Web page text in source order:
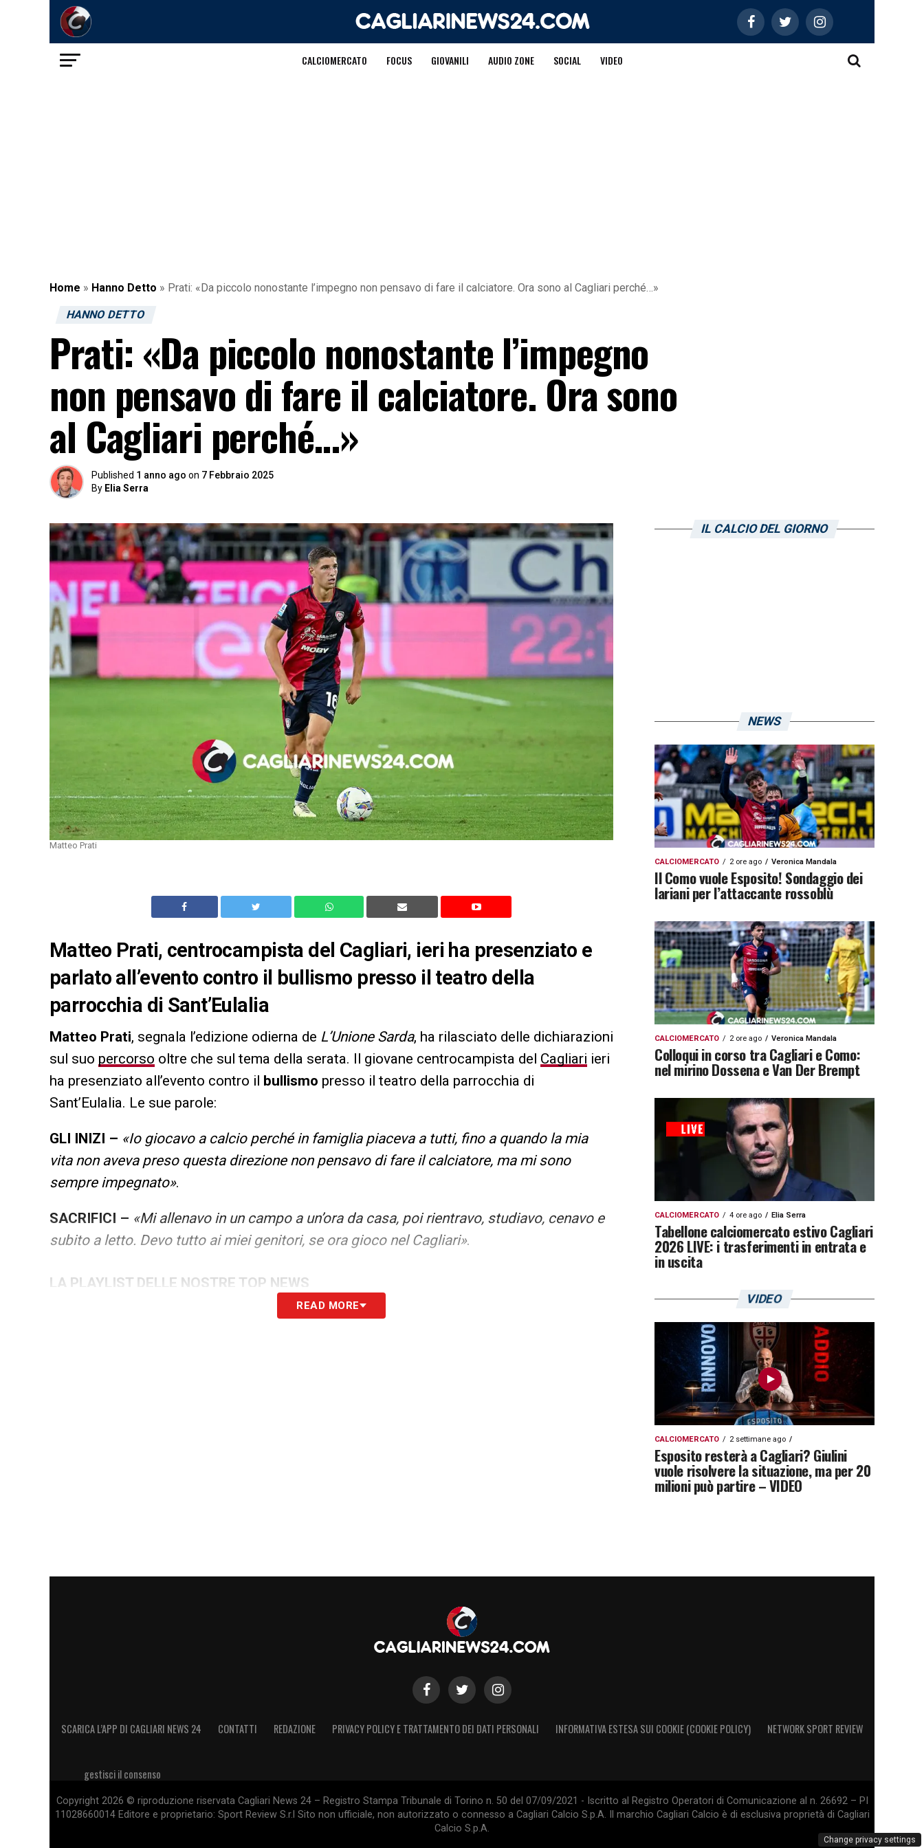
CALCIOMERCATO FOCUS GIOVANILI AUDIO ZONE SOCIAL VIDEO
Home » Hanno Detto » Prati: «Da piccolo nonostante l’impegno non pensavo di fare il calciatore. Ora sono al Cagliari perché…»
HANNO DETTO
Prati: «Da piccolo nonostante l’impegno
non pensavo di fare il calciatore. Ora sono
al Cagliari perché…»
Published 1 anno ago on 7 Febbraio 2025
By Elia Serra
Matteo Prati
Matteo Prati, centrocampista del Cagliari, ieri ha presenziato e
parlato all’evento contro il bullismo presso il teatro della
parrocchia di Sant’Eulalia
Matteo Prati, segnala l’edizione odierna de L’Unione Sarda, ha rilasciato delle dichiarazioni
sul suo percorso oltre che sul tema della serata. Il giovane centrocampista del Cagliari ieri
ha presenziato all’evento contro il bullismo presso il teatro della parrocchia di
Sant’Eulalia. Le sue parole:
GLI INIZI – «Io giocavo a calcio perché in famiglia piaceva a tutti, fino a quando la mia
vita non aveva preso questa direzione non pensavo di fare il calciatore, ma mi sono
sempre impegnato».
SACRIFICI – «Mi allenavo in un campo a un’ora da casa, poi rientravo, studiavo, cenavo e
subito a letto. Devo tutto ai miei genitori, se ora gioco nel Cagliari».
LA PLAYLIST DELLE NOSTRE TOP NEWS
READ MORE
IL CALCIO DEL GIORNO
NEWS
CALCIOMERCATO 2 ore ago Veronica Mandala
Il Como vuole Esposito! Sondaggio dei
lariani per l’attaccante rossoblù
CALCIOMERCATO 2 ore ago Veronica Mandala
Colloqui in corso tra Cagliari e Como:
nel mirino Dossena e Van Der Brempt
CALCIOMERCATO 4 ore ago Elia Serra
Tabellone calciomercato estivo Cagliari
2026 LIVE: i trasferimenti in entrata e
in uscita
VIDEO
CALCIOMERCATO 2 settimane ago
Esposito resterà a Cagliari? Giulini
vuole risolvere la situazione, ma per 20
milioni può partire – VIDEO
SCARICA L’APP DI CAGLIARI NEWS 24 CONTATTI REDAZIONE PRIVACY POLICY E TRATTAMENTO DEI DATI PERSONALI INFORMATIVA ESTESA SUI COOKIE (COOKIE POLICY) NETWORK SPORT REVIEW
gestisci il consenso
Copyright 2026 © riproduzione riservata Cagliari News 24 – Registro Stampa Tribunale di Torino n. 50 del 07/09/2021 - Iscritto al Registro Operatori di Comunicazione al n. 26692 – PI
11028660014 Editore e proprietario: Sport Review S.r.l Sito non ufficiale, non autorizzato o connesso a Cagliari Calcio S.p.A. Il marchio Cagliari Calcio è di esclusiva proprietà di Cagliari
Calcio S.p.A.
Change privacy settings